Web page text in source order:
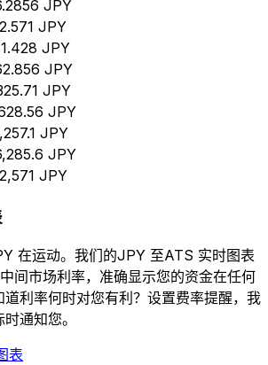
JPY
JPY
JPY
JPY
JPY
JPY
JPY
JPY
JPY
在运动。我们的JPY 至ATS 实时图表
间市场利率，准确显示您的资金在任何
道利率何时对您有利？设置费率提醒，我
通知您。
表